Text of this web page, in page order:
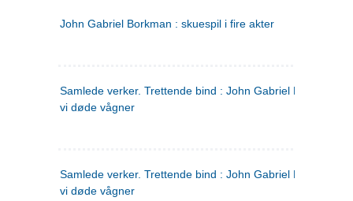
John Gabriel Borkman : skuespil i fire akter
Samlede verker. Trettende bind : John Gabriel Borkman ;
vi døde vågner
Samlede verker. Trettende bind : John Gabriel Borkman ;
vi døde vågner